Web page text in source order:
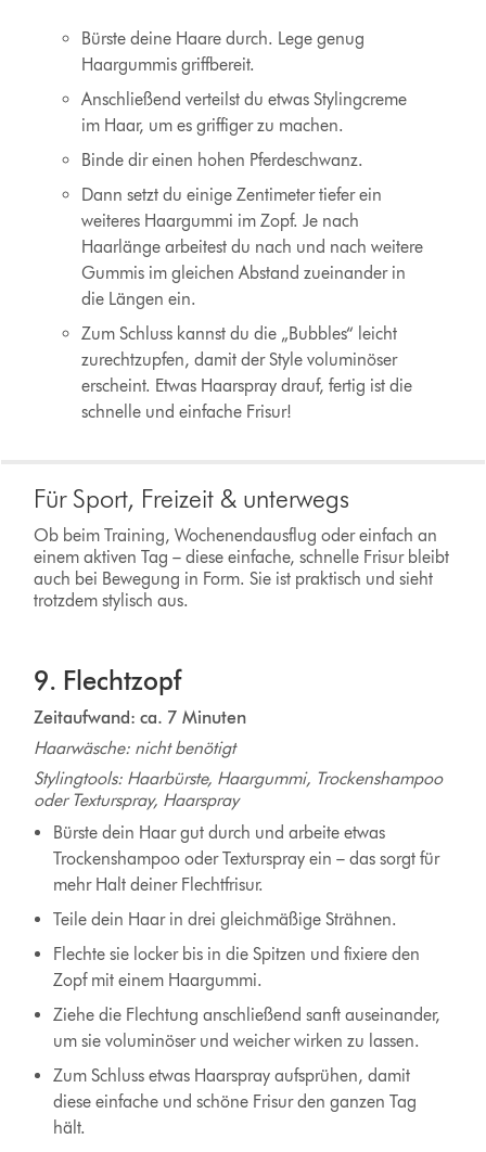
Bürste deine Haare durch. Lege genug
Haargummis griffbereit.
Anschließend verteilst du etwas Stylingcreme
im Haar, um es griffiger zu machen.
Binde dir einen hohen Pferdeschwanz.
Dann setzt du einige Zentimeter tiefer ein
weiteres Haargummi im Zopf. Je nach
Haarlänge arbeitest du nach und nach weitere
Gummis im gleichen Abstand zueinander in
die Längen ein.
Zum Schluss kannst du die „Bubbles“ leicht
zurechtzupfen, damit der Style voluminöser
erscheint. Etwas Haarspray drauf, fertig ist die
schnelle und einfache Frisur!
Für Sport, Freizeit & unterwegs
Ob beim Training, Wochenendausflug oder einfach an
einem aktiven Tag – diese einfache, schnelle Frisur bleibt
auch bei Bewegung in Form. Sie ist praktisch und sieht
trotzdem stylisch aus.
9. Flechtzopf
Zeitaufwand: ca. 7 Minuten
Haarwäsche: nicht benötigt
Stylingtools: Haarbürste, Haargummi, Trockenshampoo
oder Texturspray, Haarspray
Bürste dein Haar gut durch und arbeite etwas
Trockenshampoo oder Texturspray ein – das sorgt für
mehr Halt deiner Flechtfrisur.
Teile dein Haar in drei gleichmäßige Strähnen.
Flechte sie locker bis in die Spitzen und fixiere den
Zopf mit einem Haargummi.
Ziehe die Flechtung anschließend sanft auseinander,
um sie voluminöser und weicher wirken zu lassen.
Zum Schluss etwas Haarspray aufsprühen, damit
diese einfache und schöne Frisur den ganzen Tag
hält.